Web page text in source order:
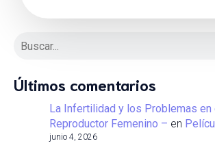
Últimos comentarios
La Infertilidad y los Problemas en
Reproductor Femenino – en
junio 4, 2026